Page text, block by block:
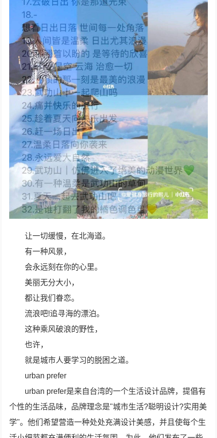
让一切缓慢，在北海道。
有一种风景，
会永远刻在你的心里。
美丽无分大小，
都让我们眷恋。
流浪吧!追寻海的漂泊。
这种乘风破浪的野性，
也许，
就是城市人要学习的脱困之道。
urban prefer
urban prefer是来自台湾的一个生活设计品牌，提倡有
个性的生活品味，品牌理念是"城市生活?聪明设计?实用美
学"。他们希望营造一种处处充满设计美感，并且使每个生